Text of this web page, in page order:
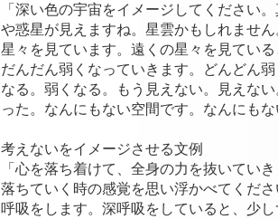
「深い色の宇宙をイメージしてください
や惑星が見えますね。星雲かもしれませ
星々を見ています。遠くの星々を見てい
だんだん弱くなっていきます。どんどん
なる。弱くなる。もう見えない。見えな
った。なんにもない空間です。なんにも
考えないをイメージさせる文例
「心を落ち着けて、全身の力を抜いてい
落ちていく時の感覚を思い浮かべてくだ
呼吸をします。深呼吸をしていると、少